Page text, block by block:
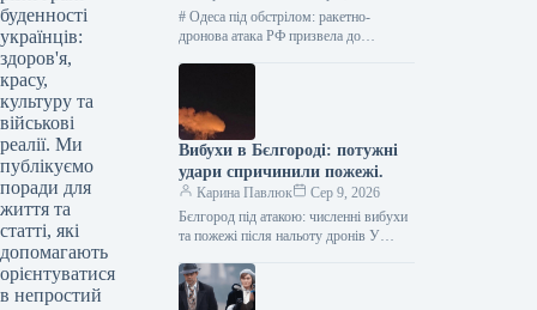
буденності
українців:
здоров'я,
красу,
культуру та
військові
реалії. Ми
публікуємо
поради для
життя та
статті, які
допомагають
орієнтуватися
в непростий
# Одеса під обстрілом: ракетно-
дронова атака РФ призвела до
Вибухи в Бєлгороді: потужні
удари спричинили пожежі.
Карина Павлюк
Сер 9, 2026
Бєлгород під атакою: численні вибухи
та пожежі після нальоту дронів У
спостерігається серія вибухів та
масштабні пожежі.…